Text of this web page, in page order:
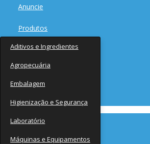
Anuncie
Produtos
Aditivos e Ingredientes
Agropecuária
Embalagem
Higienização e Segurança
Laboratório
Máquinas e Equipamentos
Fornecedores
Notícias